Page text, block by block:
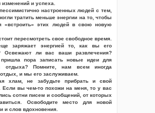
изменений и успеха.
настроенных людей с тем,
тратить меньше энергии на то, чтобы
«встроить» этих людей в свою новую
пересмотреть свое свободное время.
заряжает энергией то, как вы его
Освежают ли вас ваши развлечения?
пора записать новые идеи для
отдыха? Помните, нам всем иногда
и мы его заслуживаем.
хлам, не забудьте прибрать и свой
Если вы чем-то похожи на меня, то у вас
сотни писем и сообщений, от которых
Освободите место для новой
и слов вдохновения.